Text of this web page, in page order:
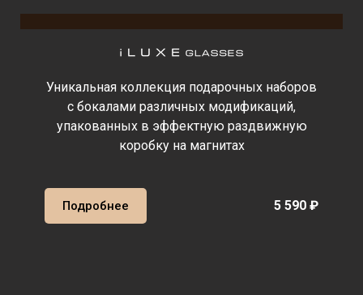
Уникальная коллекция подарочных наборов
с бокалами различных модификаций,
упакованных в эффектную раздвижную
коробку на магнитах
Подробнее 5 590 ₽